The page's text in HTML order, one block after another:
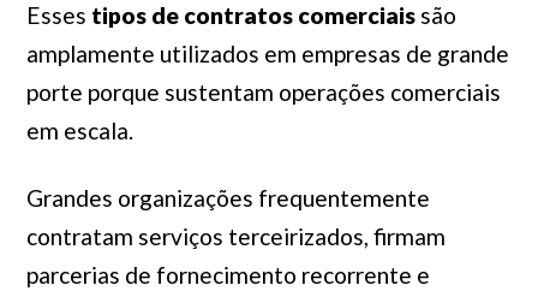
Esses tipos de contratos comerciaissão
amplamente utilizados em empresas de grande
porte porque sustentam operações comerciais
em escala.
Grandes organizações frequentemente
contratam serviços terceirizados, firmam
parcerias de fornecimento recorrente e